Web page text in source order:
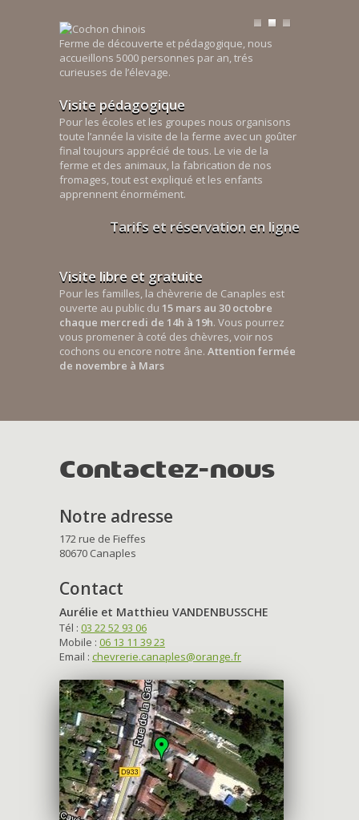
Ferme de découverte et pédagogique, nous
accueillons 5000 personnes par an, trés
curieuses de l’élevage.
Visite pédagogique
Pour les écoles et les groupes nous organisons
toute l’année la visite de la ferme avec un goûter
final toujours apprécié de tous. Le vie de la
ferme et des animaux, la fabrication de nos
fromages, tout est expliqué et les enfants
apprennent énormément.
Tarifs et réservation en ligne
Visite libre et gratuite
Pour les familles, la chèvrerie de Canaples est
ouverte au public du 15 mars au 30 octobre
chaque mercredi de 14h à 19h. Vous pourrez
vous promener à coté des chèvres, voir nos
cochons ou encore notre âne. Attention fermée
de novembre à Mars
Contactez-nous
Notre adresse
172 rue de Fieffes
80670 Canaples
Contact
Aurélie et Matthieu VANDENBUSSCHE
Tél : 03 22 52 93 06
Mobile : 06 13 11 39 23
Email : chevrerie.canaples@orange.fr